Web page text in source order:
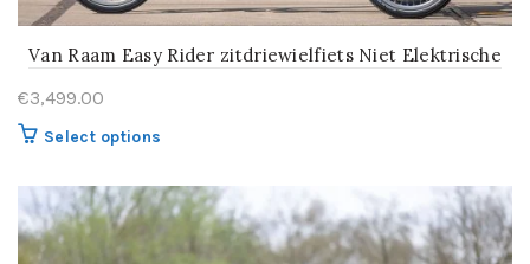
Van Raam Easy Rider zitdriewielfiets Niet Elektrische
€3,499.00
Select options